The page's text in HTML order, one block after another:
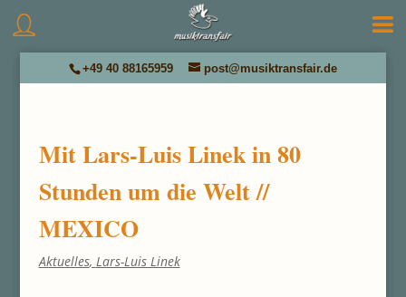
+49 40 88165959 post@musiktransfair.de
Mit Lars-Luis Linek in 80
Stunden um die Welt //
MEXICO
Aktuelles, Lars-Luis Linek